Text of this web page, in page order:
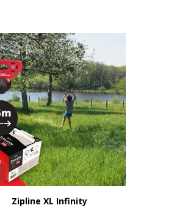
Zipline XL Infinity